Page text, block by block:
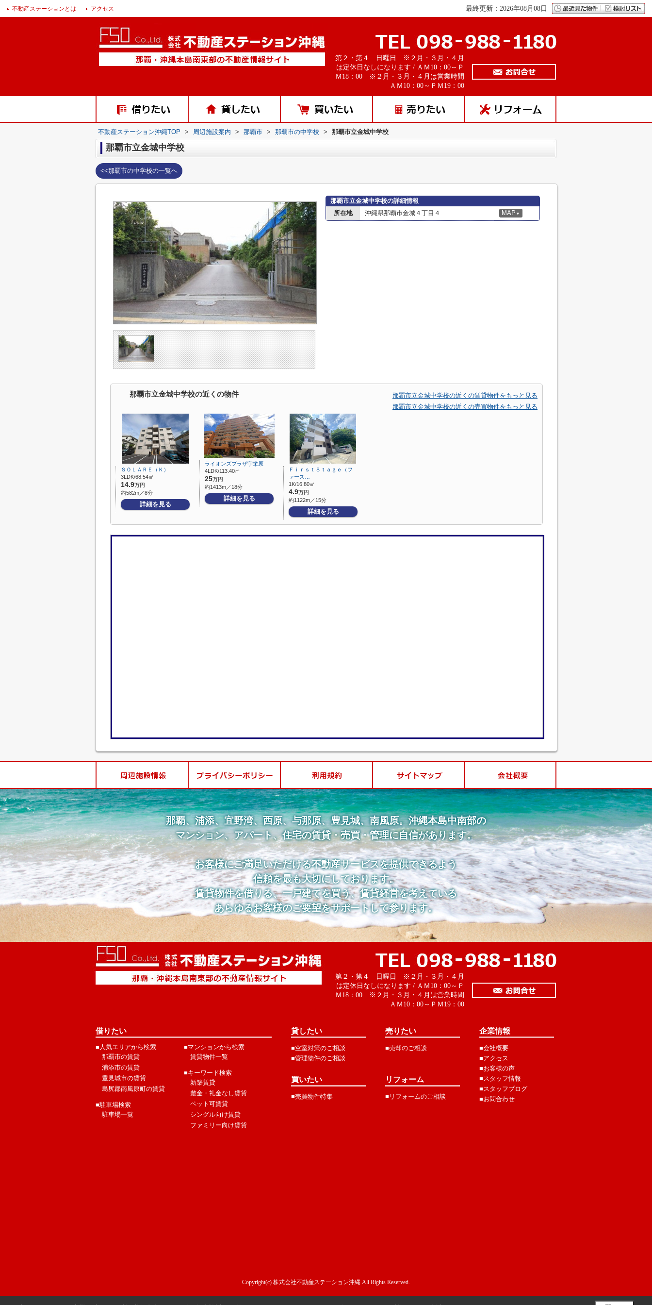
不動産ステーションとは アクセス 最終更新：2026年08月08日
第２・第４ 日曜日 ※２月・３月・４月
は定休日なしになります / ＡＭ10：00～Ｐ
Ｍ18：00 ※２月・３月・４月は営業時間
ＡＭ10：00～ＰＭ19：00
不動産ステーション沖縄TOP > 周辺施設案内 > 那覇市 > 那覇市の中学校 > 那覇市立金城中学校
那覇市立金城中学校
<<那覇市の中学校の一覧へ
那覇市立金城中学校の詳細情報
所在地
沖縄県那覇市金城４丁目４ MAP ▼
那覇市立金城中学校の近くの物件
那覇市立金城中学校の近くの賃貸物件をもっと見る
那覇市立金城中学校の近くの売買物件をもっと見る
ＳＯＬＡＲＥ（Ｋ）
3LDK/68.54㎡
14.9万円
約582m／8分
詳細を見る
ライオンズプラザ宇栄原
4LDK/113.40㎡
25万円
約1413m／18分
詳細を見る
ＦｉｒｓｔＳｔａｇｅ（フ
ァース…
1K/16.80㎡
4.9万円
約1122m／15分
詳細を見る
那覇、浦添、宜野湾、西原、与那原、豊見城、南風原。沖縄本島中南部の
マンション、アパート、住宅の賃貸・売買・管理に自信があります。
お客様にご満足いただける不動産サービスを提供できるよう
信頼を最も大切にしております。
賃貸物件を借りる、一戸建てを買う、賃貸経営を考えている
あらゆるお客様のご要望をサポートして参ります。
第２・第４ 日曜日 ※２月・３月・４月
は定休日なしになります / ＡＭ10：00～Ｐ
Ｍ18：00 ※２月・３月・４月は営業時間
ＡＭ10：00～ＰＭ19：00
借りたい
■人気エリアから検索
那覇市の賃貸
浦添市の賃貸
豊見城市の賃貸
島尻郡南風原町の賃貸
■駐車場検索
駐車場一覧
■マンションから検索
賃貸物件一覧
■キーワード検索
新築賃貸
敷金・礼金なし賃貸
ペット可賃貸
シングル向け賃貸
ファミリー向け賃貸
貸したい
■空室対策のご相談
■管理物件のご相談
買いたい
■売買物件特集
売りたい
■売却のご相談
リフォーム
■リフォームのご相談
企業情報
■会社概要
■アクセス
■お客様の声
■スタッフ情報
■スタッフブログ
■お問合わせ
Copyright(c) 株式会社不動産ステーション沖縄 All Rights Reserved.